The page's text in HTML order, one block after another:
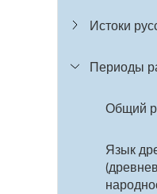
Истоки
Периоды
Общий
Язык